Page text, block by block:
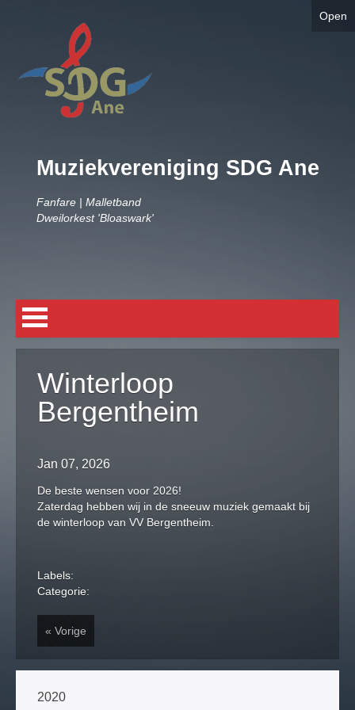
Open
Muziekvereniging SDG Ane
Fanfare | Malletband
Dweilorkest 'Bloaswark'
Winterloop
Bergentheim
Jan 07, 2026
De beste wensen voor 2026!
Zaterdag hebben wij in de sneeuw muziek gemaakt bij
de winterloop van VV Bergentheim.
Labels:
Categorie:
« Vorige
2020